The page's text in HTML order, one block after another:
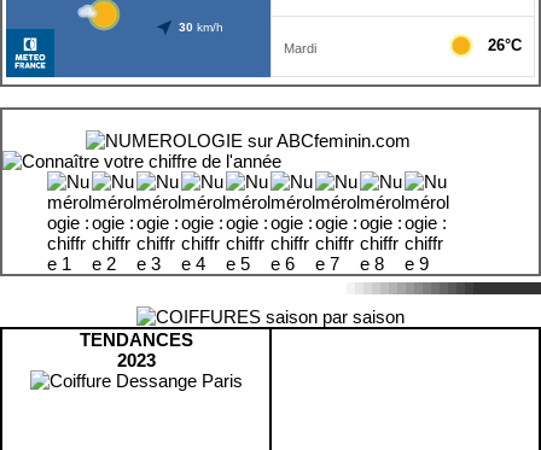
TENDANCES
2023